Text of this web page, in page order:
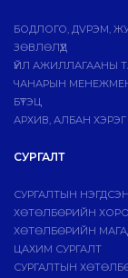
БОДЛОГО, ДVРЭМ,
ЗӨВЛӨЛҮҮД
ҮЙЛ АЖИЛЛАГААНЫ
ЧАНАРЫН
БҮТЭЦ
АРХИВ, АЛБАН
СУРГАЛТ
СУРГАЛТЫН
ХӨТӨЛБӨРИЙН
ХӨТӨЛБӨРИЙН
ЦАХИМ СУРГАЛТ
СУРГАЛТЫН